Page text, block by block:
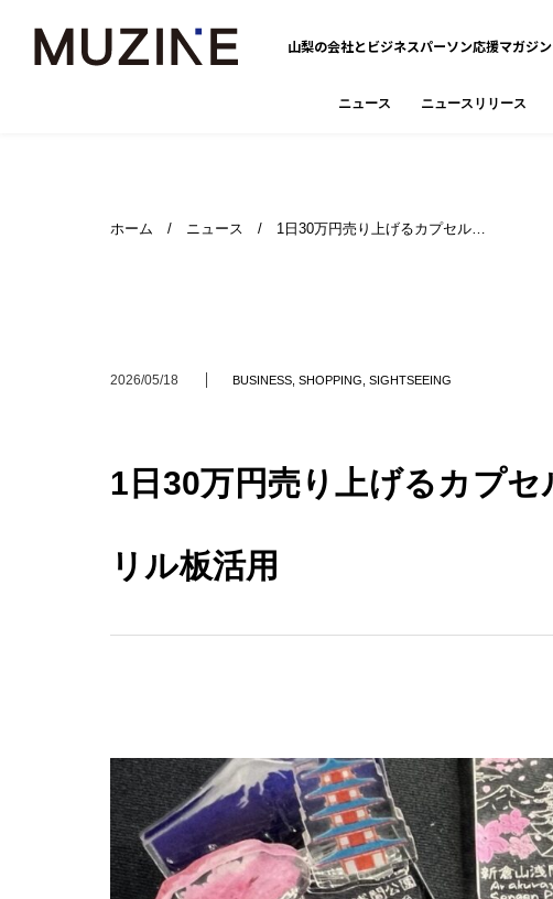
山梨の会社とビジネスパーソン応援マガジン
ニュース ニュースリリース
ホーム / ニュース / 1日30万円売り上げるカプセル…
2026/05/18 BUSINESS SHOPPING SIGHTSEEING
1日30万円売り上げるカプ
リル板活用